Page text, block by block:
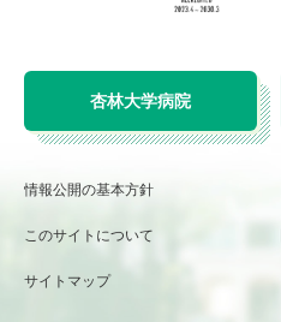
杏林大学病院
情報公開の基本方針
このサイトについて
サイトマップ